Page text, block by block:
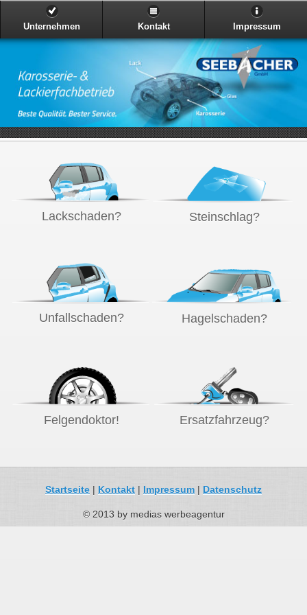
Unternehmen Kontakt Impressum
Lackschaden? Steinschlag?
Unfallschaden? Hagelschaden?
Felgendoktor! Ersatzfahrzeug?
Startseite | Kontakt | Impressum | Datenschutz
© 2013 by medias werbeagentur